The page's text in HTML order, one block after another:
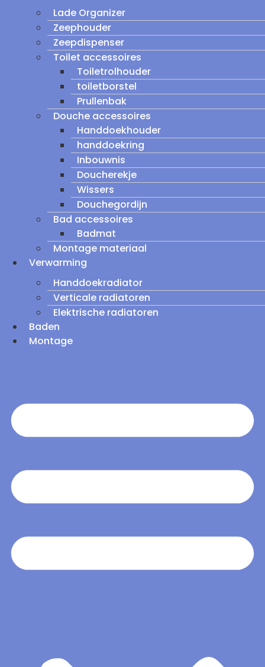
Lade Organizer
Zeephouder
Zeepdispenser
Toilet accessoires
Toiletrolhouder
toiletborstel
Prullenbak
Douche accessoires
Handdoekhouder
handdoekring
Inbouwnis
Doucherekje
Wissers
Douchegordijn
Bad accessoires
Badmat
Montage materiaal
Verwarming
Handdoekradiator
Verticale radiatoren
Elektrische radiatoren
Baden
Montage